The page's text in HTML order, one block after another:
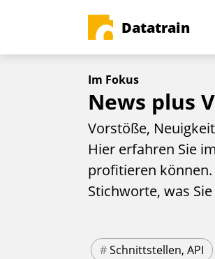
Datatrain
Im Fokus
News plus
Vorstöße,
Hier erfahren Sie
profitieren können.
Stichworte, was
#Schnittstellen, API